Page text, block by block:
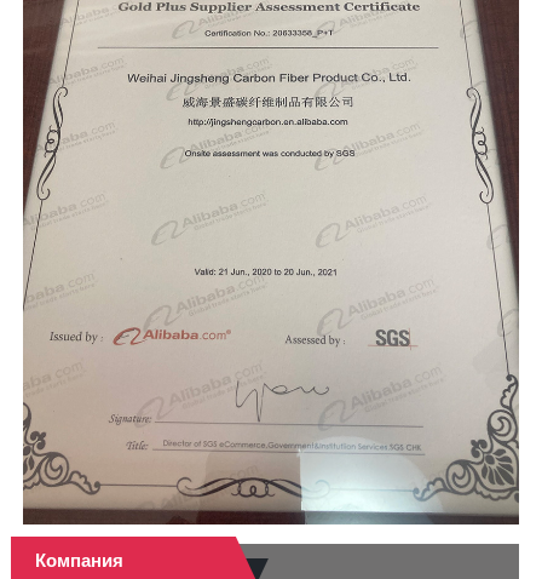
Компания